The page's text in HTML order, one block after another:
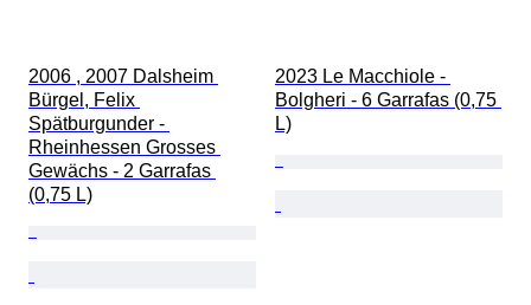
2006 , 2007 Dalsheim
Bürgel, Felix
Spätburgunder -
Rheinhessen Grosses
Gewächs - 2 Garrafas
(0,75 L)
2023 Le Macchiole -
Bolgheri - 6 Garrafas (0,75
L)